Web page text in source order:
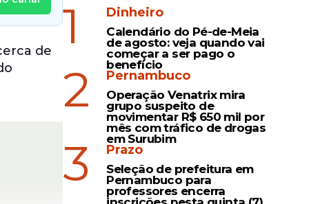
de
1 Dinheiro
Calendário do Pé-de-Meia
de agosto: veja quando vai
começar a ser pago o
benefício
2 Pernambuco
Operação Venatrix mira
grupo suspeito de
movimentar R$ 650 mil por
mês com tráfico de drogas
em Surubim
3 Prazo
Seleção de prefeitura em
Pernambuco para
professores encerra